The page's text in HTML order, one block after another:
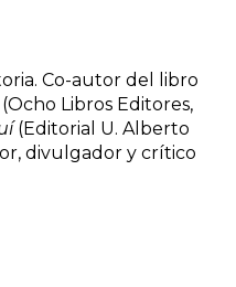
Co-autor del libro
(Ocho Libros Editores,
(Editorial U. Alberto
divulgador y crítico